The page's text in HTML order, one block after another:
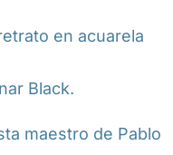
en acuarela
Black.
maestro de Pablo